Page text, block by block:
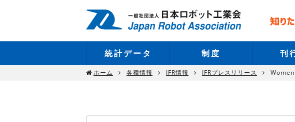
統計データ 制度 刊
ホーム 各種情報 IFR情報 IFRプレスリリース